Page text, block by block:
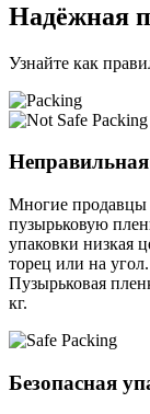
Надёжная
Узнайте как
Многие продавцы
пузырьковую
упаковки низкая
торец или на угол.
Пузырьковая
кг.
Безопасная